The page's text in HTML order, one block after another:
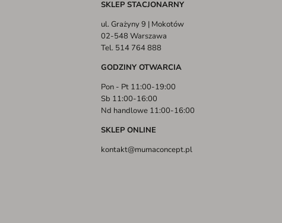
SKLEP STACJONARNY
ul. Grażyny 9 | Mokotów
02-548 Warszawa
Tel. 514 764 888
GODZINY OTWARCIA
Pon - Pt 11:00-19:00
Sb 11:00-16:00
Nd handlowe 11:00-16:00
SKLEP ONLINE
kontakt@mumaconcept.pl